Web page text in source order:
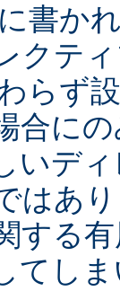
書か
クテ
らず
合に
いデ
はあ
する
てし